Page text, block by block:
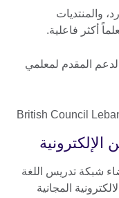
والمنتديات
أكثر فاعلية.
المقدم لمعلمي
شبكة تدريس اللغة
المجانية